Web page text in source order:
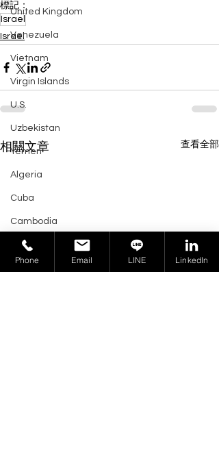
United Kingdom
Venezuela
Vietnam
Virgin Islands
U.S.
Uzbekistan
Yemen
Algeria
Cuba
Cambodia
Ecuador
標記：
Israel
Israel
相關文章 查看全部
Phone Email LINE LinkedIn